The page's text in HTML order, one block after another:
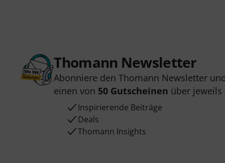
Thomann Newsletter
Abonniere den Thomann Newsletter
einen von 50 Gutscheinen über jeweils
Inspirierende Beiträge
Deals
Thomann Insights